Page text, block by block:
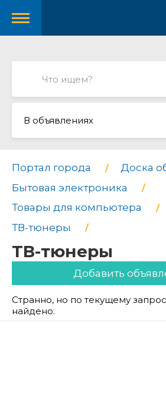
В объявлениях
Портал города
Доска
Бытовая электроника
Товары для компьютера
ТВ-тюнеры
ТВ-тюнеры
Добавить
Странно, но по текущему
найдено.